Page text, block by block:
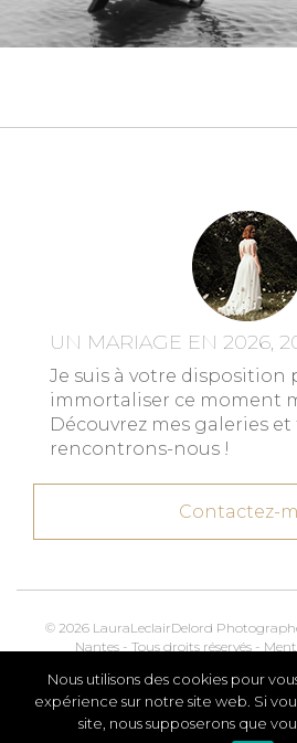
UN MARIAGE EN 2026,
Je suis à votre disposition
immortaliser ce moment
Découvrez mes galeries
rencontrons-nous !
Contactez-
© 2026 LauraLeclairDelord
Nantes - Tous droits réservés -
Kroox.ioMarketing,
Nous utilisons des cookies pour
expérience sur notre site web. Si
site, nous supposerons que